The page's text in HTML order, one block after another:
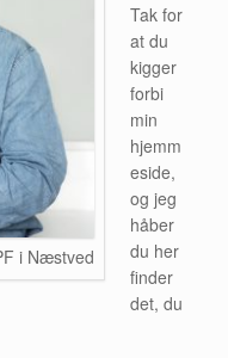
i Næstved
Tak for
at du
kigger
forbi
min
hjemm
eside,
og jeg
håber
du her
finder
det, du